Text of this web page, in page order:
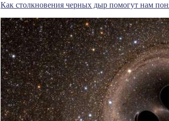
Как столкновения черных дыр помогут нам